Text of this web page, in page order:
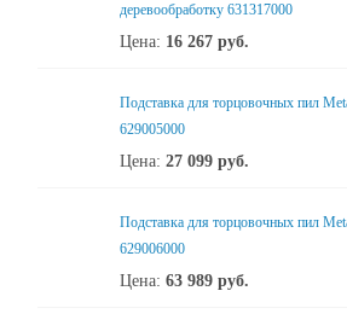
деревообработку 631317000
Цена: 16 267 руб.
Подставка для торцовочных пил
629005000
Цена: 27 099 руб.
Подставка для торцовочных пил
629006000
Цена: 63 989 руб.